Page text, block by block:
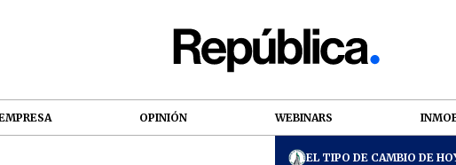
OPINIÓN WEBINARS
EL TIPO DE CAMBIO DE